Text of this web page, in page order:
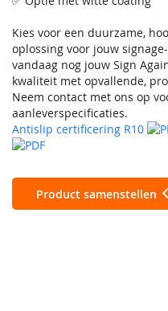
Kies voor een duurzame,
oplossing voor jouw
vandaag nog jouw Sign
kwaliteit met opvallende,
Neem contact met ons op
aanleverspecificaties.
Antislip certificering R10
Product samenstellen